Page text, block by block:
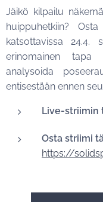
Jäikö kilpailu
huippuhetkiin?
katsottavissa 24.4.
erinomainen
analysoida
entisestään ennen
Live-striimin
Osta striimi
https://